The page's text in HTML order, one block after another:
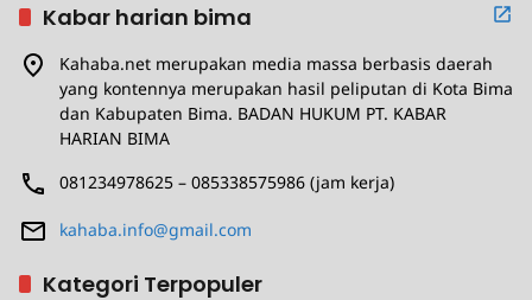
Kabar harian bima
Kahaba.net merupakan media massa berbasis daerah
yang kontennya merupakan hasil peliputan di Kota Bima
dan Kabupaten Bima. BADAN HUKUM PT. KABAR
HARIAN BIMA
081234978625 – 085338575986 (jam kerja)
kahaba.info@gmail.com
Kategori Terpopuler